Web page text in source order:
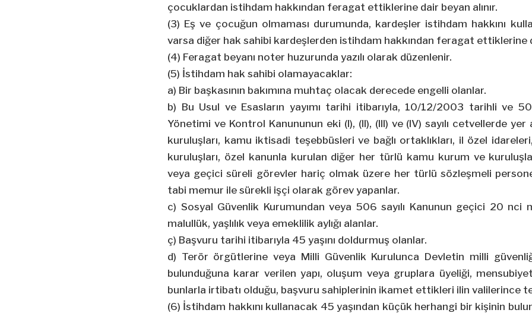
çocuklardan istihdam hakkından feragat ettiklerine dair beyan alınır.
(3) Eş ve çocuğun olmaması durumunda, kardeşler istihdam hakkını
varsa diğer hak sahibi kardeşlerden istihdam hakkından feragat ettiklerine
(4) Feragat beyanı noter huzurunda yazılı olarak düzenlenir.
(5) İstihdam hak sahibi olamayacaklar:
a) Bir başkasının bakımına muhtaç olacak derecede engelli olanlar.
b) Bu Usul ve Esasların yayımı tarihi itibarıyla, 10/12/2003 tarihli ve
Yönetimi ve Kontrol Kanununun eki (I), (II), (III) ve (IV) sayılı cetvellerde
kuruluşları, kamu iktisadi teşebbüsleri ve bağlı ortaklıkları, il özel
kuruluşları, özel kanunla kurulan diğer her türlü kamu kurum ve
veya geçici süreli görevler hariç olmak üzere her türlü sözleşmeli
tabi memur ile sürekli işçi olarak görev yapanlar.
c) Sosyal Güvenlik Kurumundan veya 506 sayılı Kanunun geçici 20 nci
malullük, yaşlılık veya emeklilik aylığı alanlar.
ç) Başvuru tarihi itibarıyla 45 yaşını doldurmuş olanlar.
d) Terör örgütlerine veya Milli Güvenlik Kurulunca Devletin milli
bulunduğuna karar verilen yapı, oluşum veya gruplara üyeliği,
bunlarla irtibatı olduğu, başvuru sahiplerinin ikamet ettikleri ilin valilerince
(6) İstihdam hakkını kullanacak 45 yaşından küçük herhangi bir kişinin